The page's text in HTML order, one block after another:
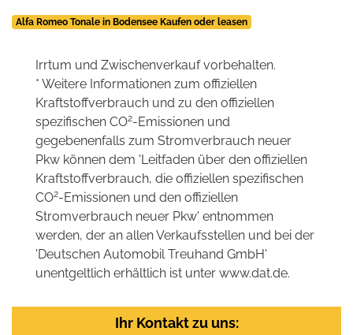
Alfa Romeo Tonale in Bodensee Kaufen oder leasen
Irrtum und Zwischenverkauf vorbehalten.
* Weitere Informationen zum offiziellen
Kraftstoffverbrauch und zu den offiziellen
spezifischen CO2-Emissionen und
gegebenenfalls zum Stromverbrauch neuer
Pkw können dem 'Leitfaden über den offiziellen
Kraftstoffverbrauch, die offiziellen spezifischen
CO2-Emissionen und den offiziellen
Stromverbrauch neuer Pkw' entnommen
werden, der an allen Verkaufsstellen und bei der
'Deutschen Automobil Treuhand GmbH'
unentgeltlich erhältlich ist unter www.dat.de.
Ihr Kontakt zu uns: